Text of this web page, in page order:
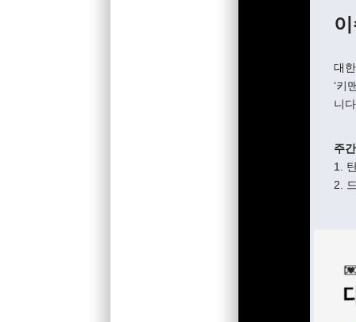
대
‘키
니
주
1.
2.